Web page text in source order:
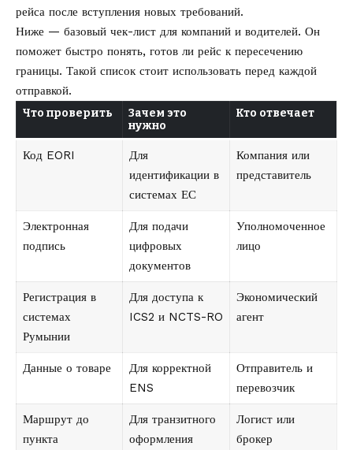
рейса после вступления новых требований.
Ниже — базовый чек-лист для компаний и водителей. Он
поможет быстро понять, готов ли рейс к пересечению
границы. Такой список стоит использовать перед каждой
отправкой.
Что проверить
Зачем это
нужно
Кто отвечает
Код EORI
Для
идентификации в
системах ЕС
Компания или
представитель
Электронная
подпись
Для подачи
цифровых
документов
Уполномоченное
лицо
Регистрация в
системах
Румынии
Для доступа к
ICS2 и NCTS-RO
Экономический
агент
Данные о товаре
Для корректной
ENS
Отправитель и
перевозчик
Маршрут до
пункта
Для транзитного
оформления
Логист или
брокер